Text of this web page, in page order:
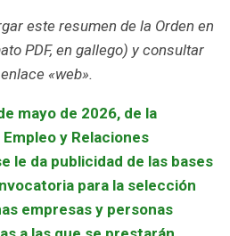
este resumen de la Orden en
PDF, en gallego) y consultar
«web».
mayo de 2026, de la
y Relaciones
le da publicidad de las bases
para la selección
empresas y personas